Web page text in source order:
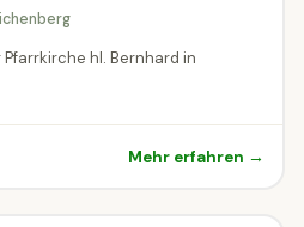
hl. Bernhard in
Mehr erfahren →